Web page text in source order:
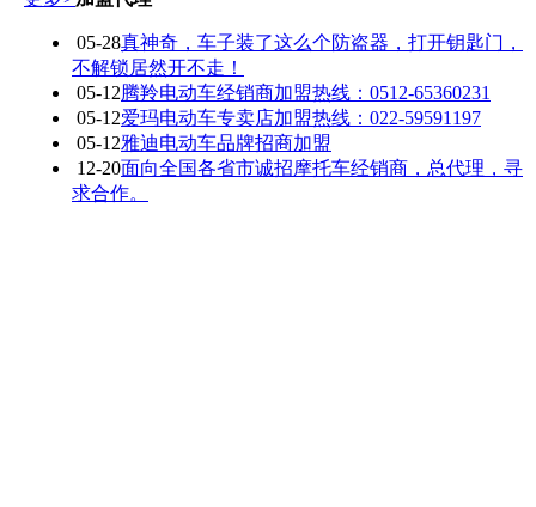
05-28真神奇，车子装了这么个防盗器，打开钥匙门，
不解锁居然开不走！
05-12腾羚电动车经销商加盟热线：0512-65360231
05-12爱玛电动车专卖店加盟热线：022-59591197
05-12雅迪电动车品牌招商加盟
12-20面向全国各省市诚招摩托车经销商，总代理，寻
求合作。